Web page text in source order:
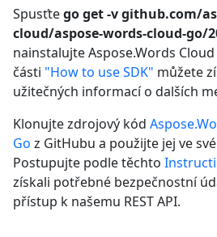
Spusťtego get -v github.com/
cloud/aspose-words-cloud-go/
nainstalujte Aspose.Words Cloud
části "How to use SDK" můžete
užitečných informací o dalších
Klonujte zdrojový kód
Go z GitHubu a použijte jej ve
Postupujte podle těchto
získali potřebné bezpečnostní
přístup k našemu REST API.